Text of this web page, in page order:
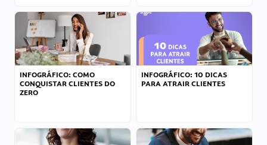
INFOGRÁFICO: COMO
CONQUISTAR CLIENTES DO
ZERO
INFOGRÁFICO: 10 DICAS
PARA ATRAIR CLIENTES